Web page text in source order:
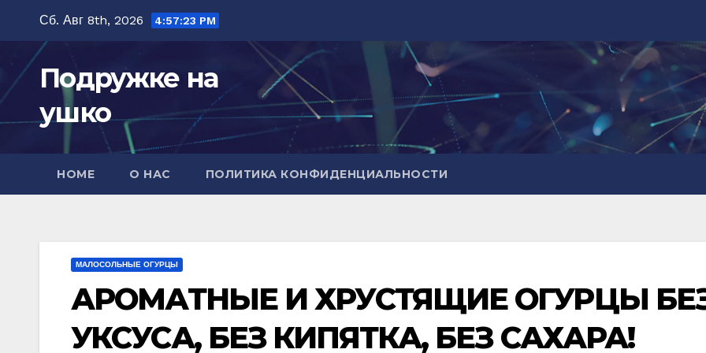
содержимому
Сб. Авг 8th, 2026 4:57:25 PM
Подружке на
ушко
HOME О НАС ПОЛИТИКА КОНФИДЕНЦИАЛЬНОСТИ
МАЛОСОЛЬНЫЕ ОГУРЦЫ
АРОМАТНЫЕ И ХРУСТЯЩИЕ ОГУРЦЫ
УКСУСА, БЕЗ КИПЯТКА, БЕЗ САХАРА!